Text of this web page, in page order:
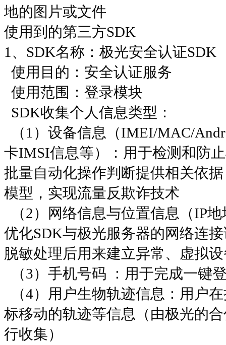
地的图片或文件
使用到的第三方SDK
1、SDK名称：极光安全认证SDK
使用目的：安全认证服务
使用范围：登录模块
SDK收集个人信息类型：
（1）设备信息（IMEI/MAC/
卡IMSI信息等）：用于检测和防
批量自动化操作判断提供相关依
模型，实现流量反欺诈技术
（2）网络信息与位置信息（IP
优化SDK与极光服务器的网络连
脱敏处理后用来建立异常、虚拟
（3）手机号码 ：用于完成一键
（4）用户生物轨迹信息：用户
标移动的轨迹等信息（由极光的
行收集）